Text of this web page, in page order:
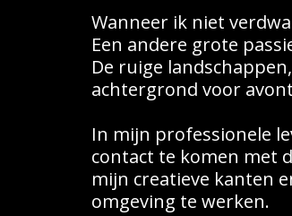
Wanneer ik niet
Een andere grote
De ruige
achtergrond voor
In mijn professionele
contact te komen met
mijn creatieve kanten
omgeving te werken.